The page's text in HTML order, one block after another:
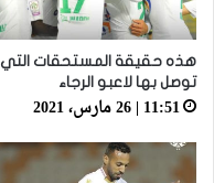
هذه حقيقة المستحقات التي
توصل بها لاعبو الرجاء
11:51 | 26 مارس، 2021